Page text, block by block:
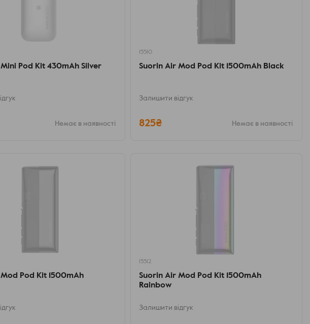
Pod Kit 430mAh Silver
Немає в наявності
15510
Suorin Air Mod Pod Kit 1500mAh Black
Залишити відгук
825₴ Немає в наявності
Pod Kit 1500mAh
15512
Suorin Air Mod Pod Kit 1500mAh
Rainbow
Залишити відгук